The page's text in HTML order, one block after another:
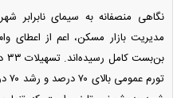
نگاهی منصفانه به سیمای نابرابر
مدیریت بازار مسکن، اعم از اعطای